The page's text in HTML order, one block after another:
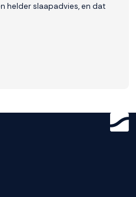
helder slaapadvies, en dat